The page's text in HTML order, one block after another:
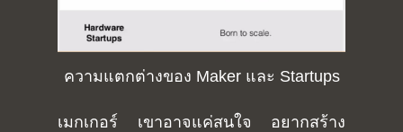
ความแตกต่างของ Maker และ Startups
เมกเกอร์ เขาอาจแค่สนใจ อยากสร้าง